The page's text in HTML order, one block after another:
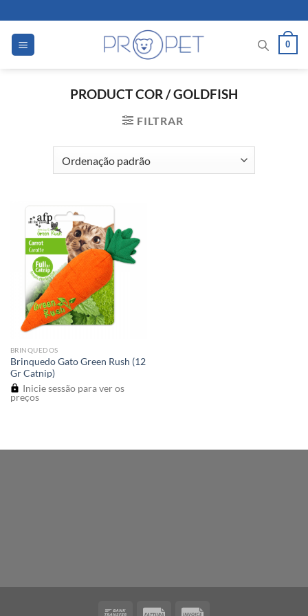
to
content
0
PRODUCT COR/GOLDFISH
FILTRAR
BRINQUEDOS
Brinquedo Gato Green Rush (12
Gr Catnip)
Inicie sessão para ver os
preços